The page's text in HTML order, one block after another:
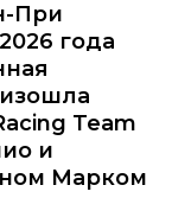
При
2026 года
Team
и
Марком